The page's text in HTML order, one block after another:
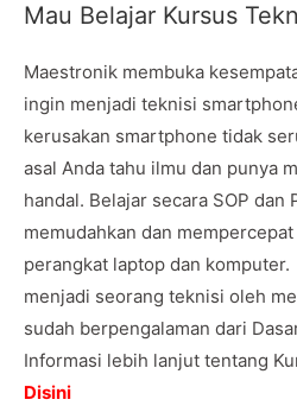
Mau Belajar Kursus
Maestronik membuka
ingin menjadi teknisi
kerusakan smartphone tidak
asal Anda tahu ilmu dan punya
handal. Belajar secara SOP dan
memudahkan dan
perangkat laptop dan
menjadi seorang teknisi oleh
sudah berpengalaman dari
Informasi lebih lanjut tentang
Disini